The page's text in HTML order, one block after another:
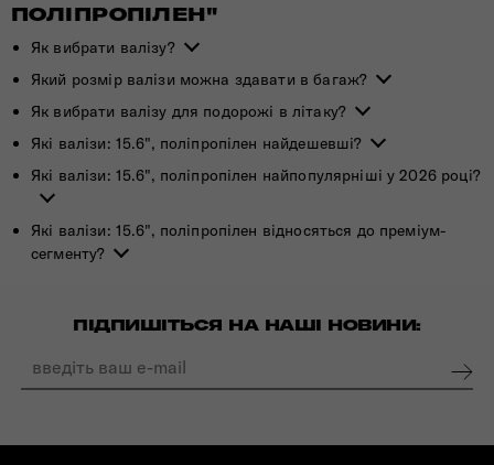
ПОЛІПРОПІЛЕН"
Як вибрати валізу?
Який розмір валізи можна здавати в багаж?
Як вибрати валізу для подорожі в літаку?
Які валізи: 15.6", поліпропілен найдешевші?
Які валізи: 15.6", поліпропілен найпопулярніші у 2026 році?
Які валізи: 15.6", поліпропілен відносяться до преміум-
сегменту?
ПІДПИШІТЬСЯ НА НАШІ НОВИНИ: